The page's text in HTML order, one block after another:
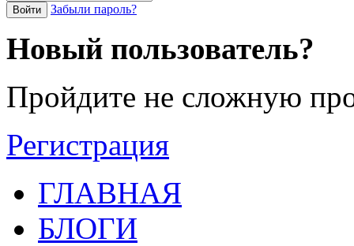
Войти Забыли пароль?
Новый пользователь?
Пройдите не сложную
Регистрация
ГЛАВНАЯ
БЛОГИ